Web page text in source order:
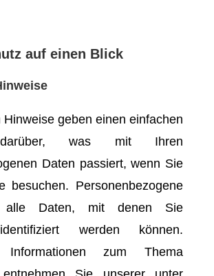
auf einen Blick
Hinweise geben einen einfachen
darüber, was mit Ihren
Daten passiert, wenn Sie
besuchen. Personenbezogene
alle Daten, mit denen Sie
werden können.
Informationen zum Thema